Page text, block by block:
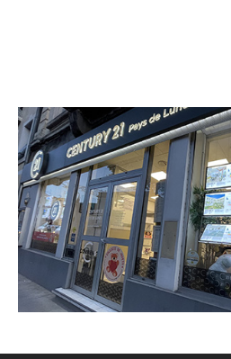
CENTURY 21
145 boulevard
LUNEL -
Envoyer un
Téléphoner